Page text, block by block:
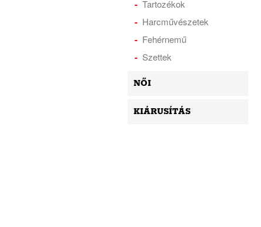
Tartozékok
Harcművészetek
Fehérnemű
Szettek
NŐI
KIÁRUSÍTÁS